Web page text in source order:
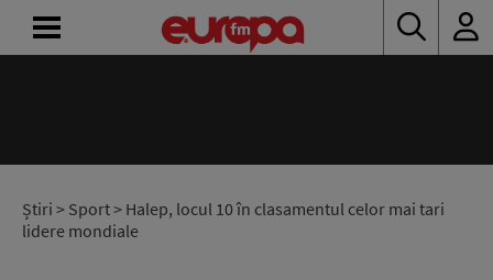
Știri > Sport> Halep, locul 10 în clasamentul celor mai tari
lidere mondiale
RADIO